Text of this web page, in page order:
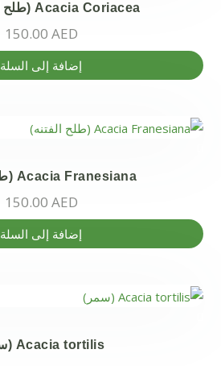
اختيار
الخيارات
صفحة
Acacia Coriacea (طلح الكوريسيا)
150.00 AED
إضافة إلى السلة
Acacia Franesiana (طلح الفتنه)
150.00 AED
إضافة إلى السلة
Acacia tortilis (سمر)